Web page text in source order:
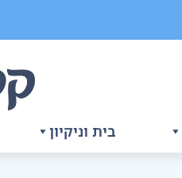
בית וניקיון